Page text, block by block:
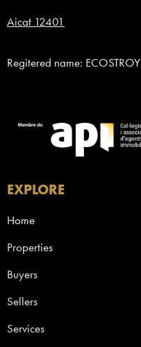
Aicat 12401
Regitered name: ECOSTROY
EXPLORE
Home
Properties
Buyers
Sellers
Services